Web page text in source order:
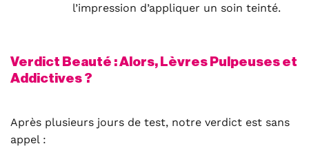
l’impression d’appliquer un soin teinté.
Verdict Beauté : Alors, Lèvres Pulpeuses et
Addictives ?
Après plusieurs jours de test, notre verdict est sans
appel :